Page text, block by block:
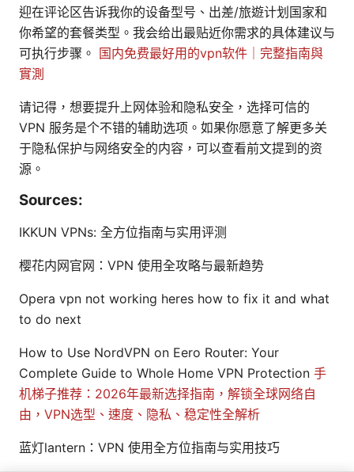
迎在评论区告诉我你的设备型号、出差/旅遊计划国家和
你希望的套餐类型。我会给出最贴近你需求的具体建议与
可执行步骤。 国内免费最好用的vpn软件｜完整指南與
實測
请记得，想要提升上网体验和隐私安全，选择可信的
VPN 服务是个不错的辅助选项。如果你愿意了解更多关
于隐私保护与网络安全的内容，可以查看前文提到的资
源。
Sources:
IKKUN VPNs: 全方位指南与实用评测
樱花内网官网：VPN 使用全攻略与最新趋势
Opera vpn not working heres how to fix it and what
to do next
How to Use NordVPN on Eero Router: Your
Complete Guide to Whole Home VPN Protection 手
机梯子推荐：2026年最新选择指南，解锁全球网络自
由，VPN选型、速度、隐私、稳定性全解析
蓝灯lantern：VPN 使用全方位指南与实用技巧